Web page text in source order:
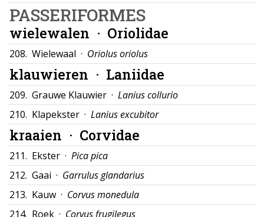
PASSERIFORMES
wielewalen · Oriolidae
208. Wielewaal · Oriolus oriolus
klauwieren · Laniidae
209. Grauwe Klauwier · Lanius collurio
210. Klapekster · Lanius excubitor
kraaien · Corvidae
211. Ekster · Pica pica
212. Gaai · Garrulus glandarius
213. Kauw · Corvus monedula
214. Roek · Corvus frugilegus